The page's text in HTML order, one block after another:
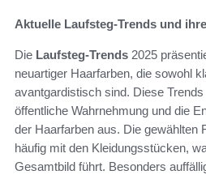
Aktuelle Laufsteg-Trends und
Die Laufsteg-Trends 2025
neuartiger Haarfarben, die sowohl
avantgardistisch sind. Diese
öffentliche Wahrnehmung und die
der Haarfarben aus. Die gewählten
häufig mit den Kleidungsstücken,
Gesamtbild führt. Besonders